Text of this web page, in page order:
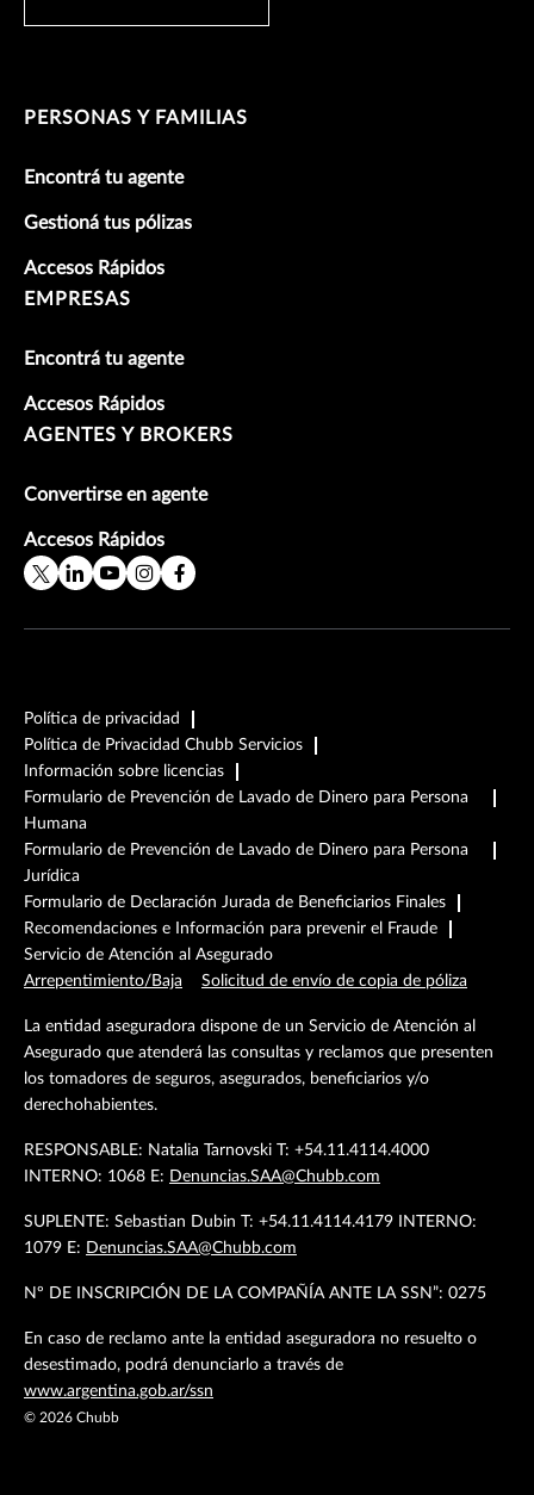
PERSONAS Y FAMILIAS
Encontrá tu agente
Gestioná tus pólizas
Accesos Rápidos
EMPRESAS
Encontrá tu agente
Accesos Rápidos
AGENTES Y BROKERS
Convertirse en agente
Accesos Rápidos
Política de privacidad
Política de Privacidad Chubb Servicios
Información sobre licencias
Formulario de Prevención de Lavado de Dinero para Persona
Humana
Formulario de Prevención de Lavado de Dinero para Persona
Jurídica
Formulario de Declaración Jurada de Beneficiarios Finales
Recomendaciones e Información para prevenir el Fraude
Servicio de Atención al Asegurado
Arrepentimiento/Baja
Solicitud de envío de copia de póliza
La entidad aseguradora dispone de un Servicio de Atención al
Asegurado que atenderá las consultas y reclamos que presenten
los tomadores de seguros, asegurados, beneficiarios y/o
derechohabientes.
RESPONSABLE: Natalia Tarnovski T: +54.11.4114.4000
INTERNO: 1068 E: Denuncias.SAA@Chubb.com
SUPLENTE: Sebastian Dubin T: +54.11.4114.4179 INTERNO:
1079 E: Denuncias.SAA@Chubb.com
Nº DE INSCRIPCIÓN DE LA COMPAÑÍA ANTE LA SSN”: 0275
En caso de reclamo ante la entidad aseguradora no resuelto o
desestimado, podrá denunciarlo a través de
www.argentina.gob.ar/ssn
© 2026 Chubb